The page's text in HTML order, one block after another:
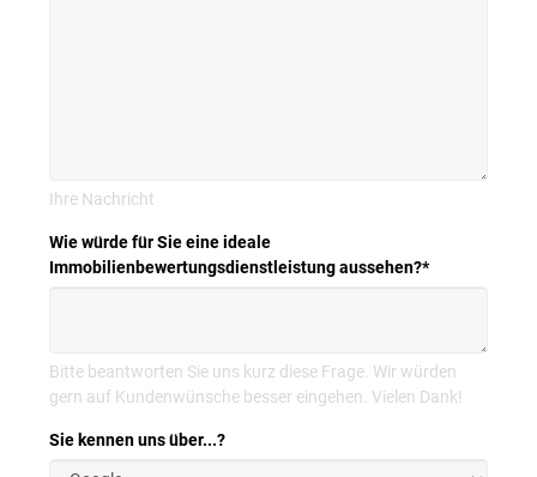
Ihre Nachricht
Wie würde für Sie eine ideale
Immobilienbewertungsdienstleistung aussehen?*
Bitte beantworten Sie uns kurz diese Frage. Wir würden
gern auf Kundenwünsche besser eingehen. Vielen Dank!
Sie kennen uns über...?